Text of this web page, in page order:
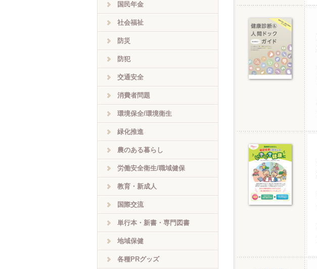
国民年金
社会福祉
防災
防犯
交通安全
消費者問題
環境保全/環境衛生
緑化推進
農のある暮らし
労働安全衛生/職域健保
教育・新成人
国際交流
単行本・新書・専門図書
地域保健
各種PRグッズ